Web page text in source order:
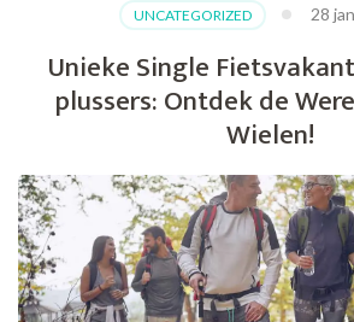
UNCATEGORIZED 28
Unieke Single
plussers: Ontdek de
Wielen!